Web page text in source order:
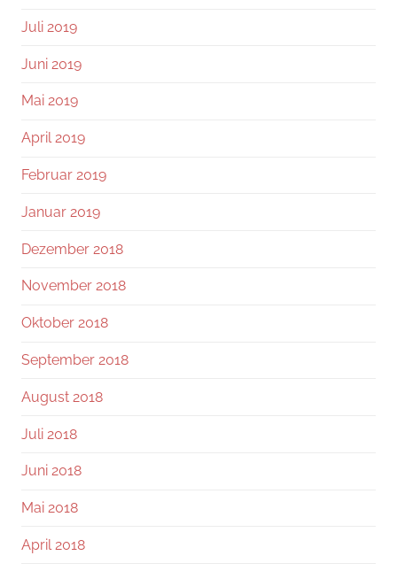
Juli 2019
Juni 2019
Mai 2019
April 2019
Februar 2019
Januar 2019
Dezember 2018
November 2018
Oktober 2018
September 2018
August 2018
Juli 2018
Juni 2018
Mai 2018
April 2018